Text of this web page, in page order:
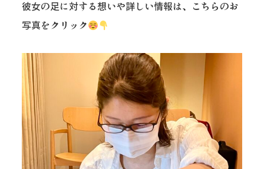
彼女の足に対する想いや詳しい情報は、こちらのお
写真をクリック